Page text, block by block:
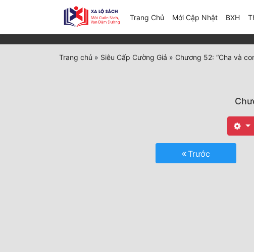
Trang Chủ Mới Cập Nhật(current)
BXH
Trang chủ » Siêu Cấp Cường Giả » Chương 52: “Cha và
Trước